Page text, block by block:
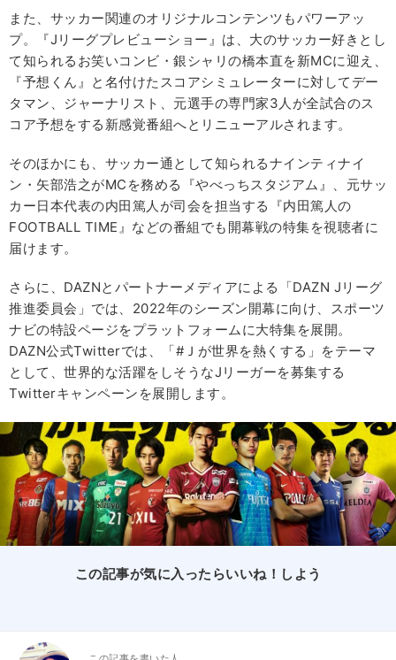
また、サッカー関連のオリジナルコンテンツもパワーアッ
プ。『Jリーグプレビューショー』は、大のサッカー好きとし
て知られるお笑いコンビ・銀シャリの橋本直を新MCに迎え、
『予想くん』と名付けたスコアシミュレーターに対してデー
タマン、ジャーナリスト、元選手の専門家3人が全試合のス
コア予想をする新感覚番組へとリニューアルされます。
そのほかにも、サッカー通として知られるナインティナイ
ン・矢部浩之がMCを務める『やべっちスタジアム』、元サッ
カー日本代表の内田篤人が司会を担当する『内田篤人の
FOOTBALL TIME』などの番組でも開幕戦の特集を視聴者に
届けます。
さらに、DAZNとパートナーメディアによる「DAZN Jリーグ
推進委員会」では、2022年のシーズン開幕に向け、スポーツ
ナビの特設ページをプラットフォームに大特集を展開。
DAZN公式Twitterでは、「#Ｊが世界を熱くする」をテーマ
として、世界的な活躍をしそうなJリーガーを募集する
Twitterキャンペーンを展開します。
この記事が気に入ったらいいね！しよう